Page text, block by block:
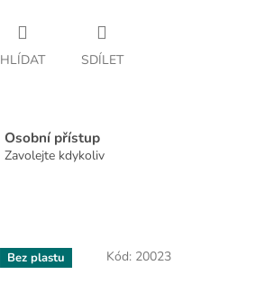
HLÍDAT SDÍLET
Osobní přístup
Zavolejte kdykoliv
Bez plastu Kód: 20023